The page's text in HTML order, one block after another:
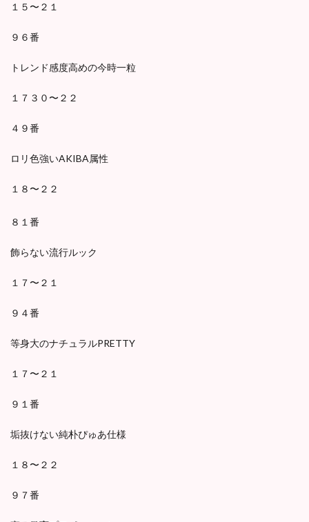
１５〜２１
９６番
トレンド感度高めの今時一粒
１７３０〜２２
４９番
ロリ色強いAKIBA属性
１８〜２２
８１番
飾らない流行ルック
１７〜２１
９４番
等身大のナチュラルPRETTY
１７〜２１
９１番
垢抜けない純朴ぴゅあ仕様
１８〜２２
９７番